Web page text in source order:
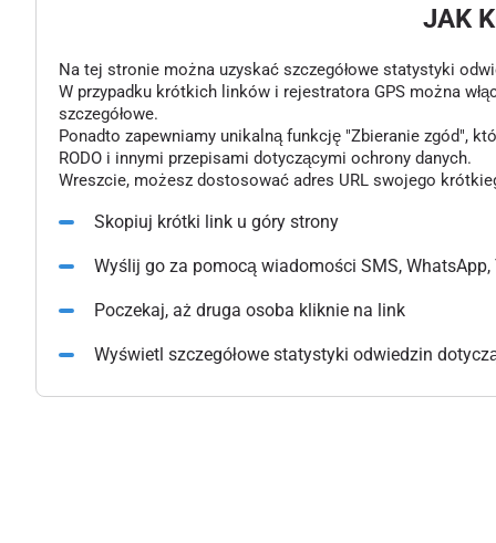
JAK
Na tej stronie można uzyskać szczegółowe statystyki
W przypadku krótkich linków i rejestratora GPS można
szczegółowe.
Ponadto zapewniamy unikalną funkcję "Zbieranie zgód",
RODO i innymi przepisami dotyczącymi ochrony danych.
Wreszcie, możesz dostosować adres URL swojego
Skopiuj krótki link u góry strony
Wyślij go za pomocą wiadomości SMS,
Poczekaj, aż druga osoba kliknie na link
Wyświetl szczegółowe statystyki odwiedzin